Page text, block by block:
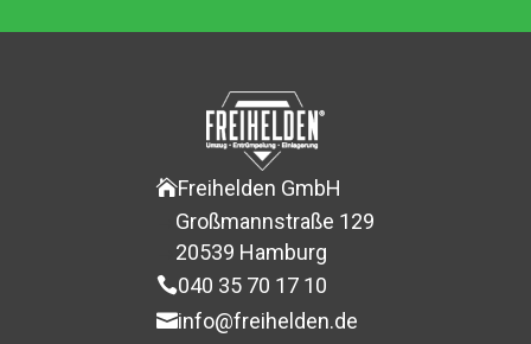
Freihelden GmbH
Großmannstraße 129
20539 Hamburg
040 35 70 17 10
info@freihelden.de